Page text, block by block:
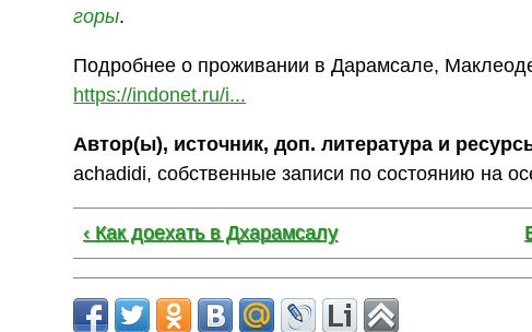
горы.
Подробнее о проживании в Дарамсале,
https://indonet.ru/i...
Автор(ы), источник, доп. литература и
achadidi, собственные записи по состоянию на
‹ Как доехать в Дхарамсалу